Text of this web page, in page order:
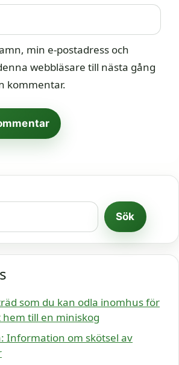
min e-postadress och
webbläsare till nästa gång
kommentar.
Sök
som du kan odla inomhus för
till en miniskog
Information om skötsel av